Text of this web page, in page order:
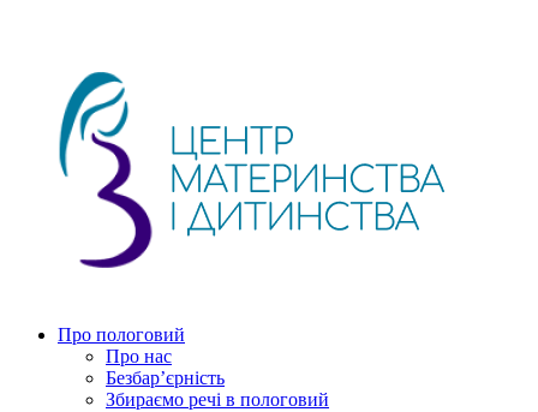
Про пологовий
Про нас
Безбар’єрність
Збираємо речі в пологовий